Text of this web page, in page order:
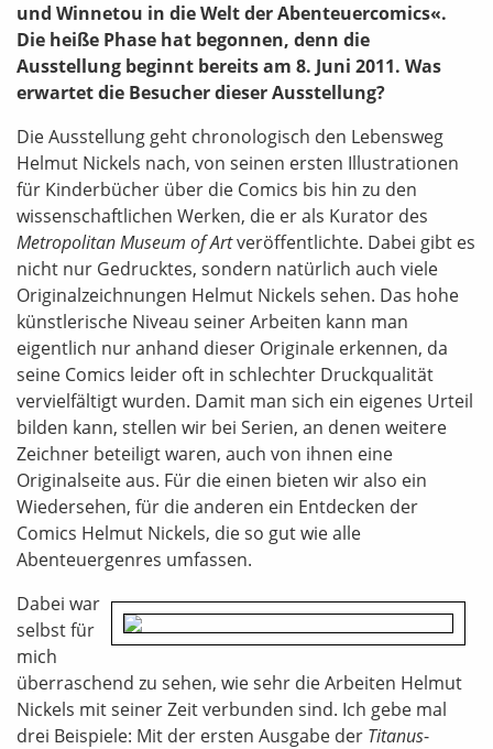
und Winnetou in die Welt der Abenteuercomics«.
Die heiße Phase hat begonnen, denn die
Ausstellung beginnt bereits am 8. Juni 2011. Was
erwartet die Besucher dieser Ausstellung?
Die Ausstellung geht chronologisch den Lebensweg
Helmut Nickels nach, von seinen ersten Illustrationen
für Kinderbücher über die Comics bis hin zu den
wissenschaftlichen Werken, die er als Kurator des
Metropolitan Museum of Artveröffentlichte. Dabei gibt es
nicht nur Gedrucktes, sondern natürlich auch viele
Originalzeichnungen Helmut Nickels sehen. Das hohe
künstlerische Niveau seiner Arbeiten kann man
eigentlich nur anhand dieser Originale erkennen, da
seine Comics leider oft in schlechter Druckqualität
vervielfältigt wurden. Damit man sich ein eigenes Urteil
bilden kann, stellen wir bei Serien, an denen weitere
Zeichner beteiligt waren, auch von ihnen eine
Originalseite aus. Für die einen bieten wir also ein
Wiedersehen, für die anderen ein Entdecken der
Comics Helmut Nickels, die so gut wie alle
Abenteuergenres umfassen.
Dabei war
selbst für
mich
überraschend zu sehen, wie sehr die Arbeiten Helmut
Nickels mit seiner Zeit verbunden sind. Ich gebe mal
drei Beispiele: Mit der ersten Ausgabe der Titanus-